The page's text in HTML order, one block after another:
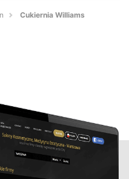
Cukiernia Williams